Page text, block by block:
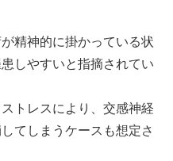
精神的に掛かっている状
しやすいと指摘されてい
トレスにより、交感神経
てしまうケースも想定さ